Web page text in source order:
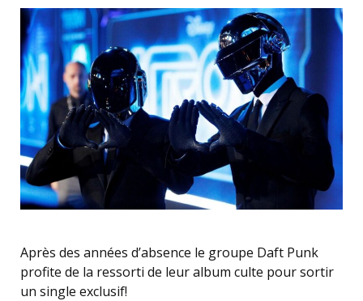
Après des années d’absence le groupe Daft Punk
profite de la ressorti de leur album culte pour sortir
un single exclusif!